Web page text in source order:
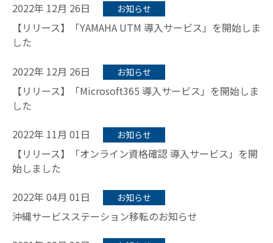
2022年 12月 26日
お知らせ
【リリース】「YAMAHA UTM 導入サービス」を開始しま
した
2022年 12月 26日
お知らせ
【リリース】「Microsoft365 導入サービス」を開始しま
した
2022年 11月 01日
お知らせ
【リリース】「オンライン資格確認 導入サービス」を開
始しました
2022年 04月 01日
お知らせ
沖縄サービスステーション移転のお知らせ